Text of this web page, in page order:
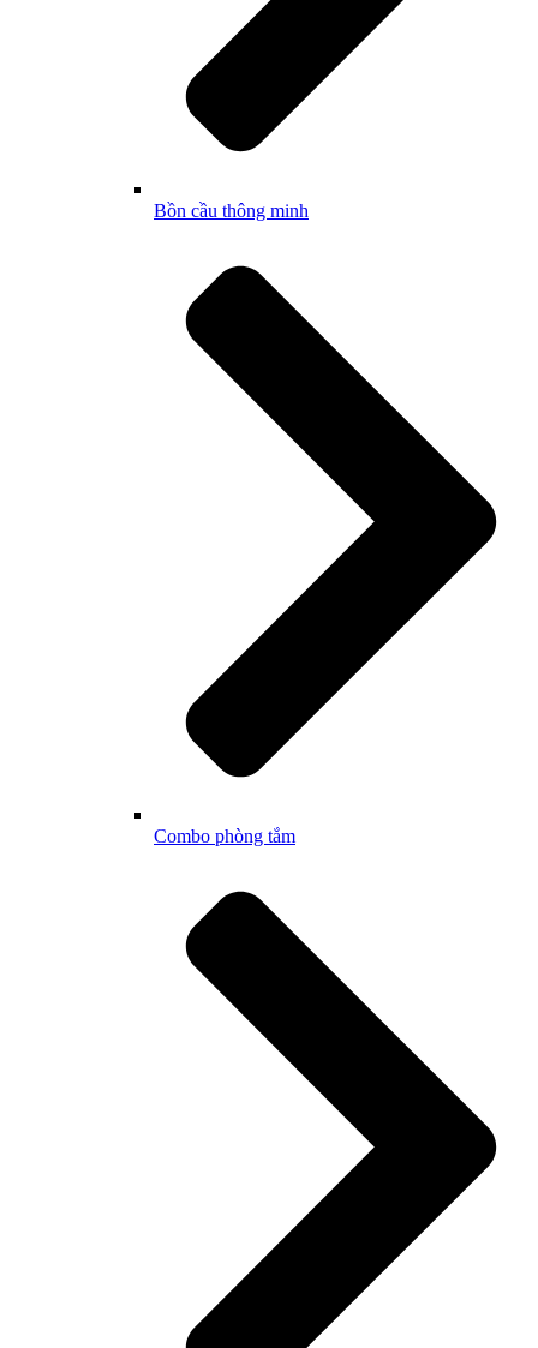
Bồn cầu thông minh
Combo phòng tắm